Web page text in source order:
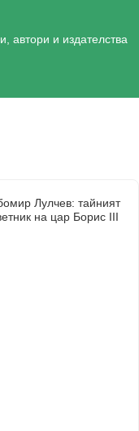
автори и издателства
Лулчев: тайният
на цар Борис III